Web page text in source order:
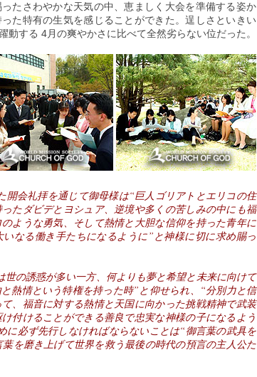
たさわやかな天気の中、恵ましく大会を準備する姿か
た特有の生気を感じることができた。逞しさといきい
動する 4月の爽やかさに比べて全然劣らない位だった。
開会礼拝を通じて御母様は“巨人ゴリアトとエリコの住
たダビデとヨシュア、逆境や多くの苦しみの中にも福
ような勇気、そして熱情と大胆な信仰を持った青年に
なる働き手たちになるように”と神様に切に求め賜っ
の誘惑が多い一方、何よりも夢と希望と未来に向けて
熱情という特権を持った時”と仰せられ、“分別力と信
、福音に対する熱情と天国に向かった挑戦精神で武装
付けることができる善良で忠実な神様の子になるよう
に必ず先行しなければならないことは“御言葉の武具を
を磨き上げて世界を救う最後の時代の預言の主人公た